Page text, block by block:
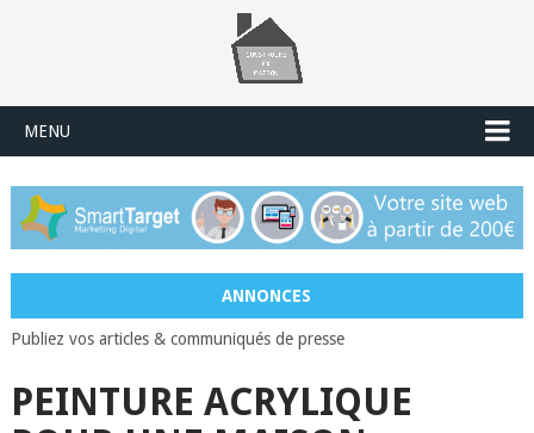
MENU
ANNONCES
Publiez vos articles & communiqués de presse
PEINTURE ACRYLIQUE